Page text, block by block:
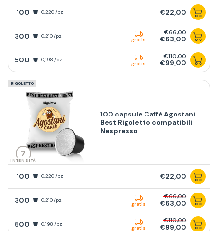
100 0,220 /pz €22,00
300 0,210 /pz
gratis
€66,00
€63,00
500 0,198 /pz
gratis
€110,00
€99,00
RIGOLETTO
7
INTENSITÀ
100 capsule Caffè Agostani
Best Rigoletto compatibili
Nespresso
100 0,220 /pz €22,00
300 0,210 /pz
gratis
€66,00
€63,00
500 0,198 /pz
gratis
€110,00
€99,00